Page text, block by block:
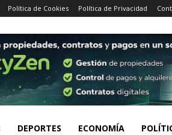
Política de Cookies Política de Privacidad
DEPORTES ECONOMÍA